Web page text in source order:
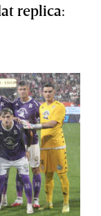
replica: